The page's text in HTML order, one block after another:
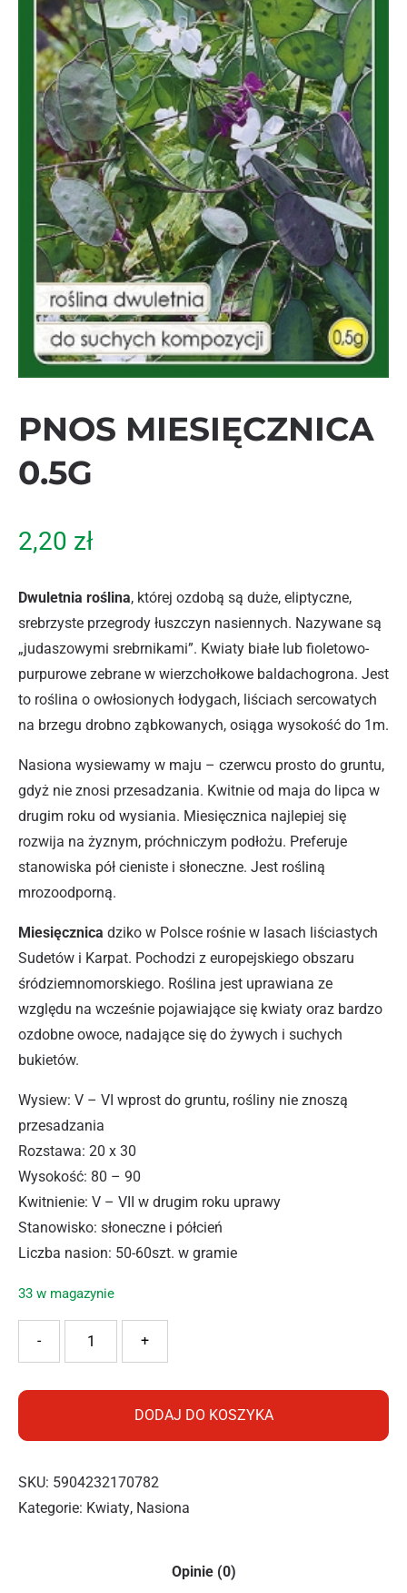
PNOS MIESIĘCZNICA
0.5G
2,20 zł
Dwuletnia roślina, której ozdobą są duże, eliptyczne,
srebrzyste przegrody łuszczyn nasiennych. Nazywane są
„judaszowymi srebrnikami”. Kwiaty białe lub fioletowo-
purpurowe zebrane w wierzchołkowe baldachogrona. Jest
to roślina o owłosionych łodygach, liściach sercowatych
na brzegu drobno ząbkowanych, osiąga wysokość do 1m.
Nasiona wysiewamy w maju – czerwcu prosto do gruntu,
gdyż nie znosi przesadzania. Kwitnie od maja do lipca w
drugim roku od wysiania. Miesięcznica najlepiej się
rozwija na żyznym, próchniczym podłożu. Preferuje
stanowiska pół cieniste i słoneczne. Jest rośliną
mrozoodporną.
Miesięcznica dziko w Polsce rośnie w lasach liściastych
Sudetów i Karpat. Pochodzi z europejskiego obszaru
śródziemnomorskiego. Roślina jest uprawiana ze
względu na wcześnie pojawiające się kwiaty oraz bardzo
ozdobne owoce, nadające się do żywych i suchych
bukietów.
Wysiew: V – VI wprost do gruntu, rośliny nie znoszą
przesadzania
Rozstawa: 20 x 30
Wysokość: 80 – 90
Kwitnienie: V – VII w drugim roku uprawy
Stanowisko: słoneczne i półcień
Liczba nasion: 50-60szt. w gramie
33 w magazynie
+
-
DODAJ DO KOSZYKA
SKU: 5904232170782
Kategorie: Kwiaty, Nasiona
Opinie (0)